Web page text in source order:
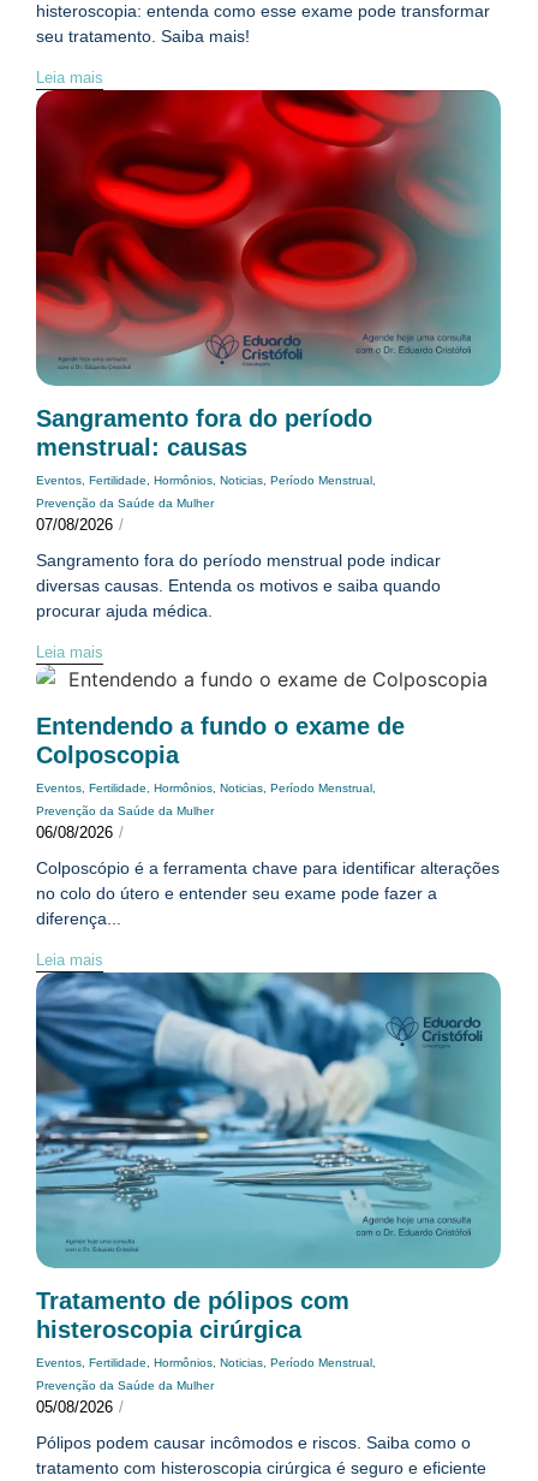
histeroscopia: entenda como esse exame pode transformar
seu tratamento. Saiba mais!
Leia mais
Sangramento fora do período
menstrual: causas
Eventos Fertilidade Hormônios Noticias Período Menstrual
Prevenção da Saúde da Mulher
07/08/2026 /
Sangramento fora do período menstrual pode indicar
diversas causas. Entenda os motivos e saiba quando
procurar ajuda médica.
Leia mais
Entendendo a fundo o exame de
Colposcopia
Eventos Fertilidade Hormônios Noticias Período Menstrual
Prevenção da Saúde da Mulher
06/08/2026 /
Colposcópio é a ferramenta chave para identificar alterações
no colo do útero e entender seu exame pode fazer a
diferença...
Leia mais
Tratamento de pólipos com
histeroscopia cirúrgica
Eventos Fertilidade Hormônios Noticias Período Menstrual
Prevenção da Saúde da Mulher
05/08/2026 /
Pólipos podem causar incômodos e riscos. Saiba como o
tratamento com histeroscopia cirúrgica é seguro e eficiente